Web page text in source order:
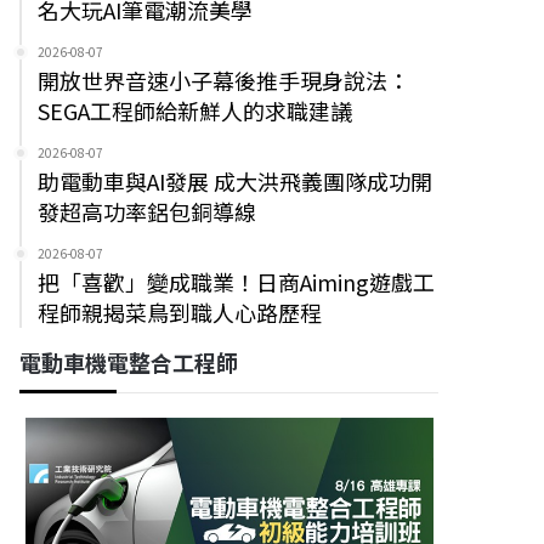
名大玩AI筆電潮流美學
2026-08-07
開放世界音速小子幕後推手現身說法：
SEGA工程師給新鮮人的求職建議
2026-08-07
助電動車與AI發展 成大洪飛義團隊成功開
發超高功率鋁包銅導線
2026-08-07
把「喜歡」變成職業！日商Aiming遊戲工
程師親揭菜鳥到職人心路歷程
電動車機電整合工程師